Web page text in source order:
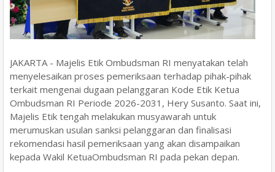
JAKARTA - Majelis Etik Ombudsman RI menyatakan telah
menyelesaikan proses pemeriksaan terhadap pihak-pihak
terkait mengenai dugaan pelanggaran Kode Etik Ketua
Ombudsman RI Periode 2026-2031, Hery Susanto. Saat ini,
Majelis Etik tengah melakukan musyawarah untuk
merumuskan usulan sanksi pelanggaran dan finalisasi
rekomendasi hasil pemeriksaan yang akan disampaikan
kepada Wakil KetuaOmbudsman RI pada pekan depan.